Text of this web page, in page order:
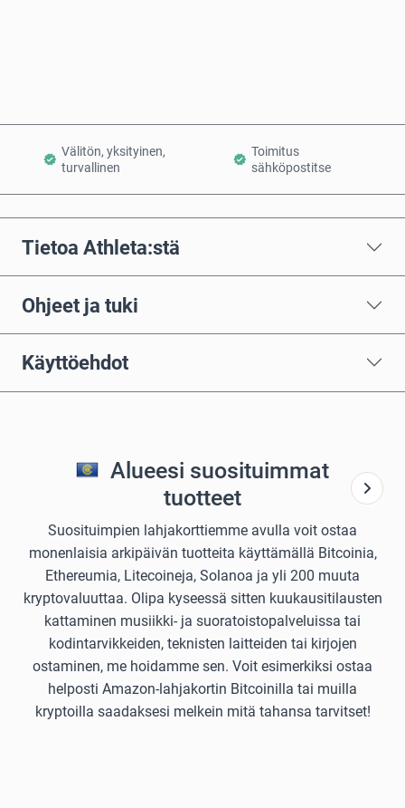
Välitön, yksityinen,
turvallinen
Toimitus
sähköpostitse
Tietoa Athleta:stä
Ohjeet ja tuki
Käyttöehdot
Alueesi suosituimmat
tuotteet
Suosituimpien lahjakorttiemme avulla voit ostaa
monenlaisia arkipäivän tuotteita käyttämällä Bitcoinia,
Ethereumia, Litecoineja, Solanoa ja yli 200 muuta
kryptovaluuttaa. Olipa kyseessä sitten kuukausitilausten
kattaminen musiikki- ja suoratoistopalveluissa tai
kodintarvikkeiden, teknisten laitteiden tai kirjojen
ostaminen, me hoidamme sen. Voit esimerkiksi ostaa
helposti Amazon-lahjakortin Bitcoinilla tai muilla
kryptoilla saadaksesi melkein mitä tahansa tarvitset!